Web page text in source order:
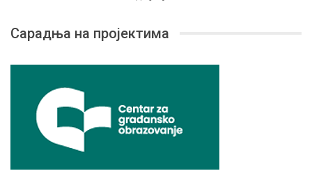
Сарадња на пројектима